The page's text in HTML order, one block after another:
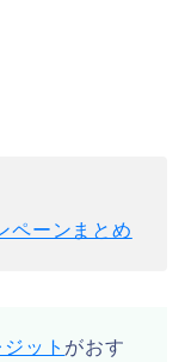
ペーンまとめ
ット がおす